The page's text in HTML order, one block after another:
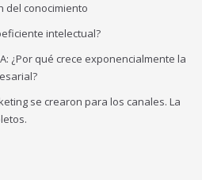
del conocimiento
intelectual?
¿Por qué crece exponencialmente la
se crearon para los canales. La